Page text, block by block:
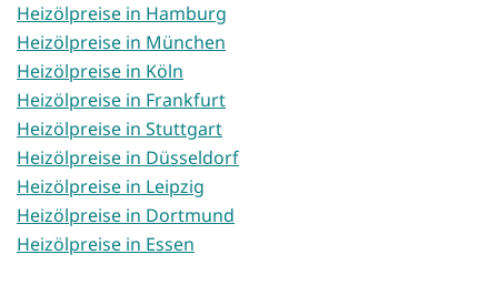
Heizölpreise in Hamburg
Heizölpreise in München
Heizölpreise in Köln
Heizölpreise in Frankfurt
Heizölpreise in Stuttgart
Heizölpreise in Düsseldorf
Heizölpreise in Leipzig
Heizölpreise in Dortmund
Heizölpreise in Essen